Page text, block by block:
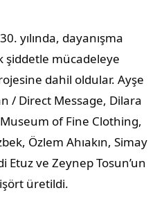
yılında, dayanışma
şiddetle mücadeleye
dahil oldular. Ayşe
/ Direct Message, Dilara
of Fine Clothing,
Özlem Ahıakın, Simay
Etuz ve Zeynep Tosun’un
üretildi.